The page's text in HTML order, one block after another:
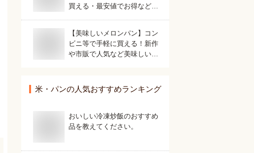
買える・最安値でお得など人
【美味しいメロンパン】コン
ビニ等で手軽に買える！新作
や市販で人気など美味しいお
米・パンの人気おすすめランキング
おいしい冷凍炒飯のおすすめ
品を教えてください。